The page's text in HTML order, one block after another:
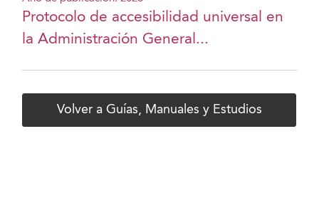
Protocolo de accesibilidad universal en
la Administración General...
Volver a Guías, Manuales y Estudios